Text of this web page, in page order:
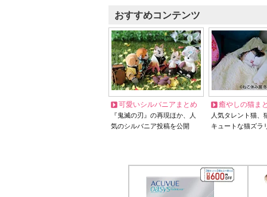
おすすめコンテンツ
可愛いシルバニアまとめ
『鬼滅の刃』の再現ほか、人
気のシルバニア投稿を公開
癒やしの猫ま
人気タレント猫
キュートな猫ズラ